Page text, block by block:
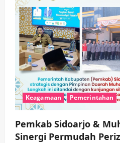
Keagamaan Pemerintahan
Pemkab Sidoarjo &
Sinergi Permudah